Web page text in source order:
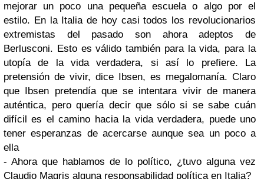
mejorar un poco una pequeña escuela o algo por el
estilo. En la Italia de hoy casi todos los revolucionarios
extremistas del pasado son ahora adeptos de
Berlusconi. Esto es válido también para la vida, para la
utopía de la vida verdadera, si así lo prefiere. La
pretensión de vivir, dice Ibsen, es megalomanía. Claro
que Ibsen pretendía que se intentara vivir de manera
auténtica, pero quería decir que sólo si se sabe cuán
difícil es el camino hacia la vida verdadera, puede uno
tener esperanzas de acercarse aunque sea un poco a
ella
- Ahora que hablamos de lo político, ¿tuvo alguna vez
Claudio Magris alguna responsabilidad política en Italia?